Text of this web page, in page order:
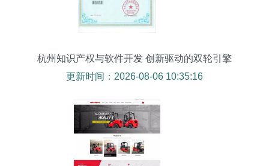
杭州知识产权与软件开发 创新驱动的双轮引擎
更新时间：2026-08-06 10:35:16